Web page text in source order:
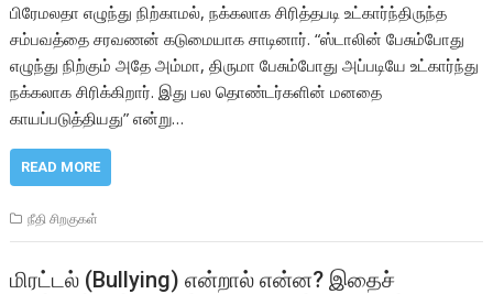
பிரேமலதா எழுந்து நிற்காமல், நக்கலாக சிரித்தபடி உட்கார்ந்திருந்த
சம்பவத்தை சரவணன் கடுமையாக சாடினார். “ஸ்டாலின் பேசும்போது
எழுந்து நிற்கும் அதே அம்மா, திருமா பேசும்போது அப்படியே உட்கார்ந்து
நக்கலாக சிரிக்கிறார். இது பல தொண்டர்களின் மனதை
காயப்படுத்தியது” என்று…
READ MORE
நீதி சிறகுகள்
மிரட்டல் (Bullying) என்றால் என்ன? இதைச்